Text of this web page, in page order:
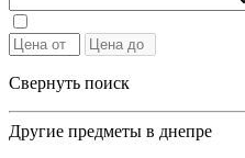
Свернуть поиск
Другие предметы в днепре